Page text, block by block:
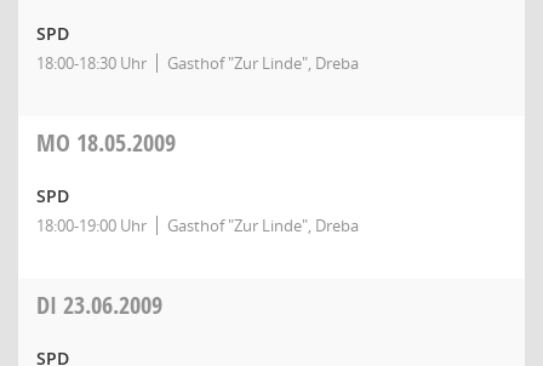
SPD
18:00-18:30 Uhr Gasthof "Zur Linde", Dreba
MO 18.05.2009
SPD
18:00-19:00 Uhr Gasthof "Zur Linde", Dreba
DI 23.06.2009
SPD